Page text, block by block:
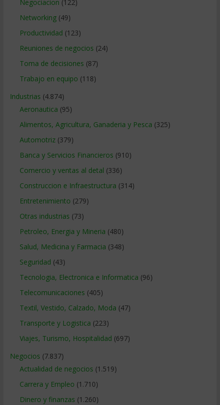
Negociacion (122)
Networking(49)
Productividad (123)
Reuniones de negocios (24)
Toma de decisiones (87)
Trabajo en equipo (118)
Industrias (4.874)
Aeronautica (95)
Alimentos, Agricultura, Ganaderia y Pesca (325)
Automotriz(379)
Banca y Servicios Financieros (910)
Comercio y ventas al detal (336)
Construccion e Infraestructura (314)
Entretenimiento (279)
Otras industrias (73)
Petroleo, Energia y Mineria (480)
Salud, Medicina y Farmacia (348)
Seguridad (43)
Tecnologia, Electronica e Informatica (96)
Telecomunicaciones (405)
Textil, Vestido, Calzado, Moda (47)
Transporte y Logistica (223)
Viajes, Turismo, Hospitalidad (697)
Negocios (7.837)
Actualidad de negocios (1.519)
Carrera y Empleo (1.710)
Dinero y finanzas (1.260)